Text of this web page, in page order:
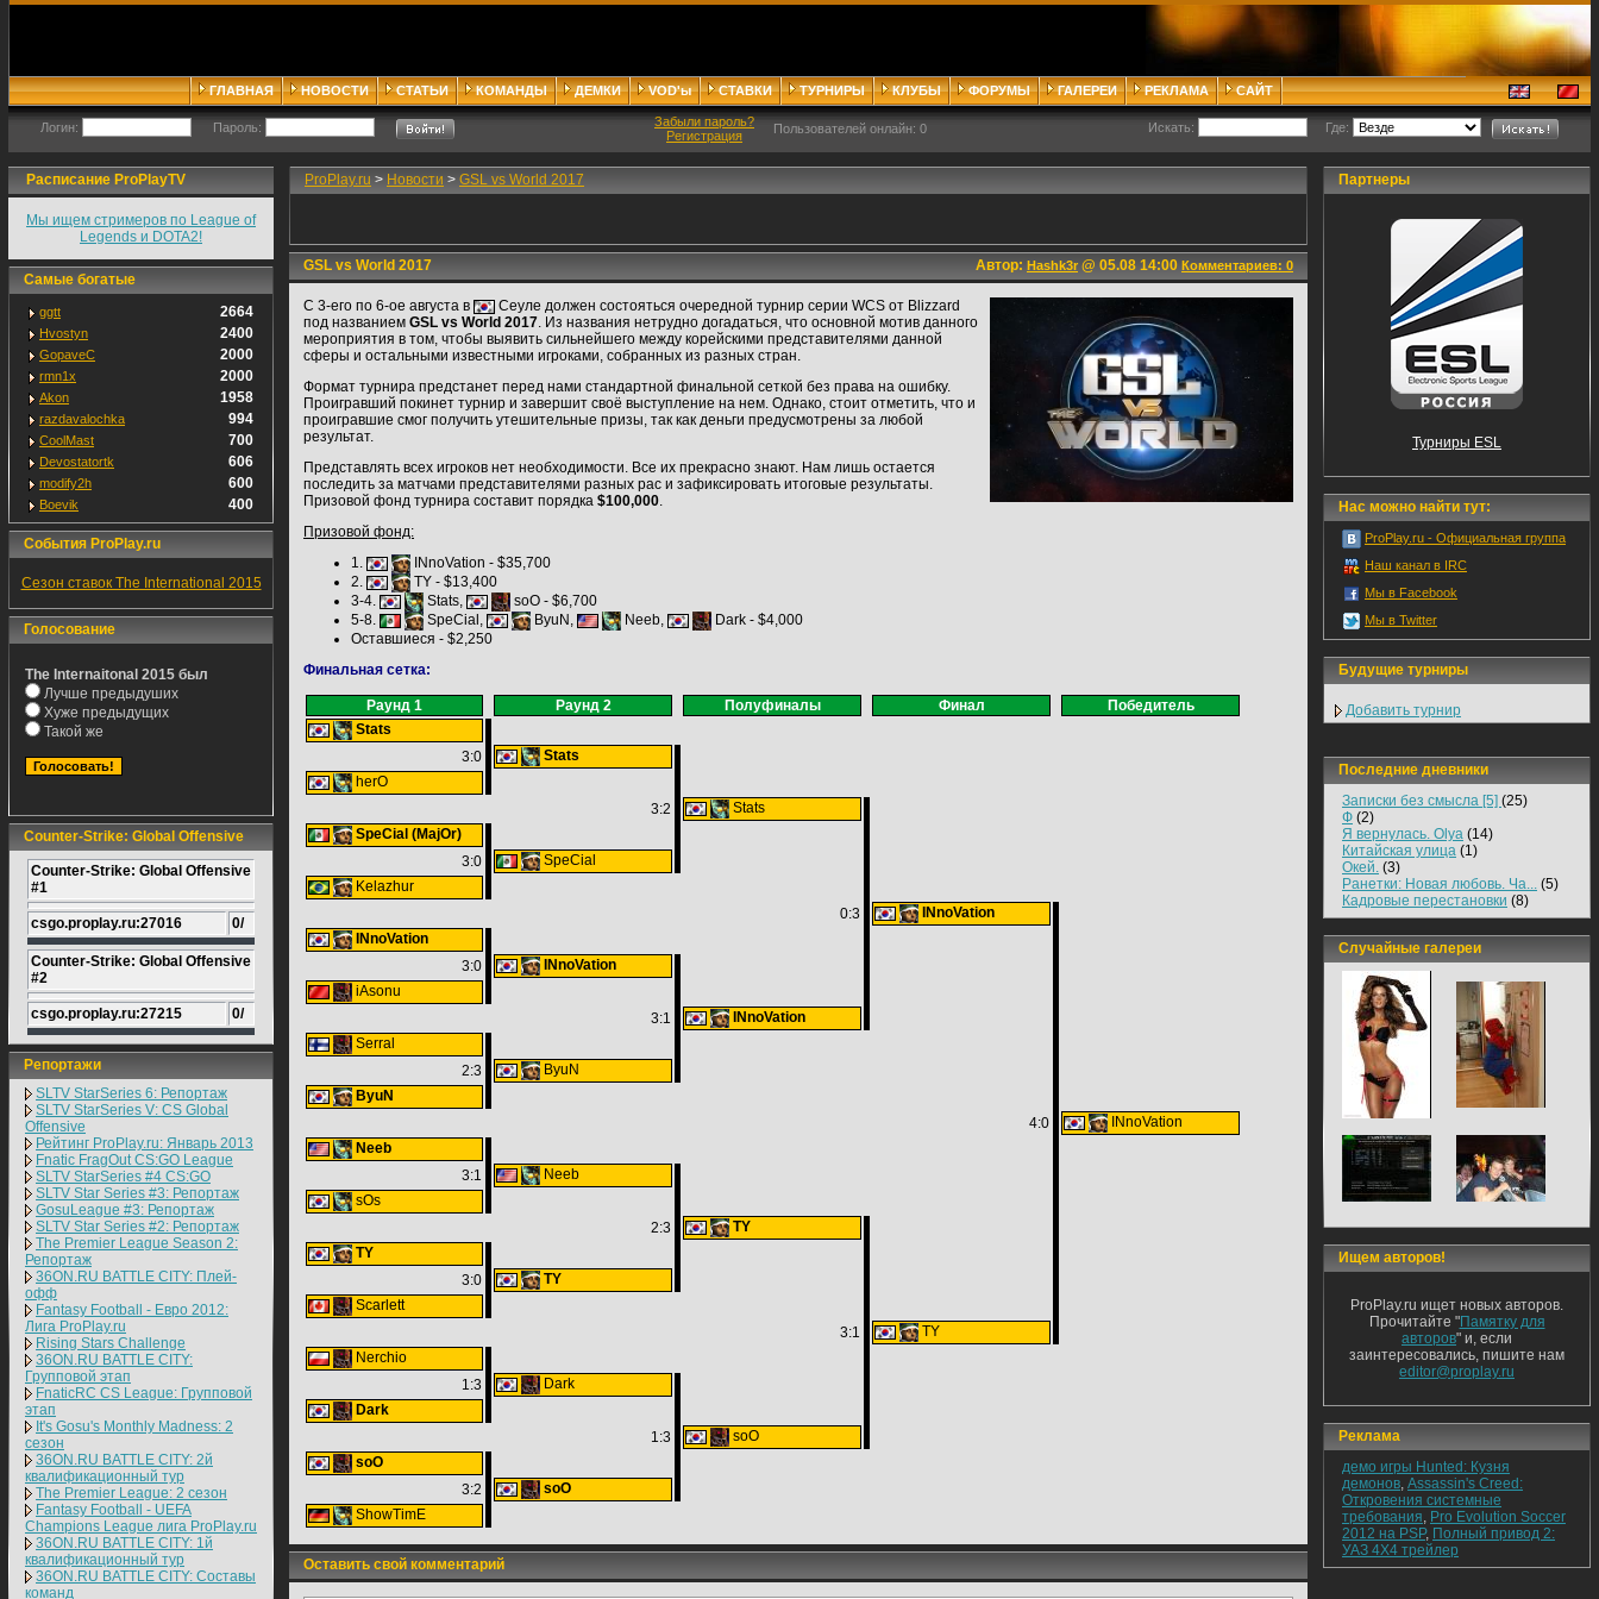
ГЛАВНАЯ НОВОСТИ СТАТЬИ КОМАНДЫ ДЕМКИ VOD'ы СТАВКИ ТУРНИРЫ КЛУБЫ ФОРУМЫ ГАЛЕРЕИ РЕКЛАМА САЙТ
Логин: Пароль:
Забыли пароль?
Регистрация
Пользователей онлайн: 0 Искать: Где:
Расписание ProPlayTV
Мы ищем стримеров по League of
Legends и DOTA2!
Самые богатые
ggtt 2664
Hvostyn 2400
GopaveC 2000
rmn1x 2000
Akon 1958
razdavalochka 994
CoolMast 700
Devostatortk 606
modify2h 600
Boevik 400
События ProPlay.ru
Сезон ставок The International 2015
Голосование
The Internaitonal 2015 был
Лучше предыдуших
Хуже предыдущих
Такой же
Counter-Strike: Global Offensive
Counter-Strike: Global Offensive
#1
csgo.proplay.ru:27016 0/
Counter-Strike: Global Offensive
#2
csgo.proplay.ru:27215 0/
Репортажи
SLTV StarSeries 6: Репортаж
SLTV StarSeries V: CS Global
Offensive
Рейтинг ProPlay.ru: Январь 2013
Fnatic FragOut CS:GO League
SLTV StarSeries #4 CS:GO
SLTV Star Series #3: Репортаж
GosuLeague #3: Репортаж
SLTV Star Series #2: Репортаж
The Premier League Season 2:
Репортаж
36ON.RU BATTLE CITY: Плей-
офф
Fantasy Football - Евро 2012:
Лига ProPlay.ru
Rising Stars Challenge
36ON.RU BATTLE CITY:
Групповой этап
FnaticRC CS League: Групповой
этап
It's Gosu's Monthly Madness: 2
сезон
36ON.RU BATTLE CITY: 2й
квалификационный тур
The Premier League: 2 cезон
Fantasy Football - UEFA
Champions League лига ProPlay.ru
36ON.RU BATTLE CITY: 1й
квалификационный тур
36ON.RU BATTLE CITY: Составы
команд
ProPlay.ru > Новости > GSL vs World 2017
GSL vs World 2017 Автор: Hashk3r @ 05.08 14:00 Комментариев: 0
С 3-его по 6-ое августа в
Сеуле должен состояться очередной турнир серии WCS от Blizzard
под названием GSL vs World 2017. Из названия нетрудно догадаться, что основной мотив данного
мероприятия в том, чтобы выявить сильнейшего между корейскими представителями данной
сферы и остальными известными игроками, собранных из разных стран.
Формат турнира предстанет перед нами стандартной финальной сеткой без права на ошибку.
Проигравший покинет турнир и завершит своё выступление на нем. Однако, стоит отметить, что и
проигравшие смог получить утешительные призы, так как деньги предусмотрены за любой
результат.
Представлять всех игроков нет необходимости. Все их прекрасно знают. Нам лишь остается
последить за матчами представителями разных рас и зафиксировать итоговые результаты.
Призовой фонд турнира составит порядка $100,000.
Призовой фонд:
1.
INnoVation - $35,700
2.
TY - $13,400
3-4.
Stats,
soO - $6,700
5-8.
SpeCial, ByuN, Neeb,
Dark - $4,000
Оставшиеся - $2,250
Финальная сетка:
Раунд 1 Раунд 2 Полуфиналы Финал
Победитель
Stats
3:0
Stats
herO
3:2
Stats
SpeCial (MajOr)
0:3
3:0
SpeCial
Kelazhur
INnoVation
INnoVation
4:0
3:0
INnoVation
iAsonu
3:1
INnoVation
Serral
2:3
ByuN
ByuN
INnoVation
Neeb
3:1
Neeb
sOs
2:3
TY
TY
3:1
3:0
TY
Scarlett
TY
Nerchio
1:3
Dark
Dark
1:3
soO
soO
3:2
soO
ShowTimE
Оставить свой комментарий
Партнеры
Турниры ESL
Нас можно найти тут:
ProPlay.ru - Официальная группа
Наш канал в IRC
Мы в Facebook
Мы в Twitter
Будущие турниры
Добавить турнир
Последние дневники
Записки без смысла [5] (25)
Ф (2)
Я вернулась. Olya (14)
Китайская улица (1)
Окей. (3)
Ранетки: Новая любовь. Ча... (5)
Кадровые перестановки (8)
Случайные галереи
Ищем авторов!
ProPlay.ru ищет новых авторов.
Прочитайте "Памятку для
авторов" и, если
заинтересовались, пишите нам
editor@proplay.ru
Реклама
демо игры Hunted: Кузня
демонов, Assassin's Creed:
Откровения системные
требования, Pro Evolution Soccer
2012 на PSP, Полный привод 2:
УАЗ 4Х4 трейлер